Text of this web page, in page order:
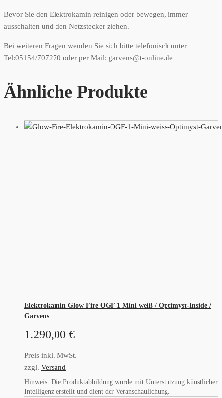
Bevor Sie den Elektrokamin reinigen oder bewegen, immer
ausschalten und den Netzstecker ziehen.
Bei weiteren Fragen wenden Sie sich bitte telefonisch unter
Tel:05154/707270 oder per Mail: garvens@t-online.de
Ähnliche Produkte
Elektrokamin Glow Fire OGF 1 Mini weiß / Optimyst-Inside /
Garvens
1.290,00 €
Preis inkl. MwSt.
zzgl. Versand
Hinweis: Die Produktabbildung wurde mit Unterstützung künstlicher
Intelligenz erstellt und dient der Veranschaulichung.